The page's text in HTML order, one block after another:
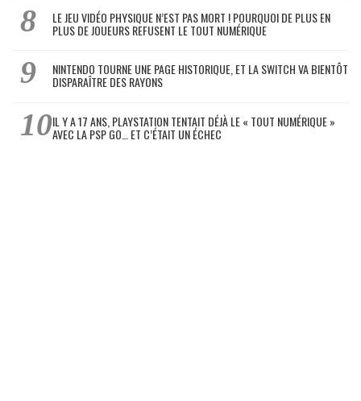
LE JEU VIDÉO PHYSIQUE N’EST PAS MORT ! POURQUOI DE PLUS EN
PLUS DE JOUEURS REFUSENT LE TOUT NUMÉRIQUE
NINTENDO TOURNE UNE PAGE HISTORIQUE, ET LA SWITCH VA BIENTÔT
DISPARAÎTRE DES RAYONS
IL Y A 17 ANS, PLAYSTATION TENTAIT DÉJÀ LE « TOUT NUMÉRIQUE »
AVEC LA PSP GO… ET C’ÉTAIT UN ÉCHEC